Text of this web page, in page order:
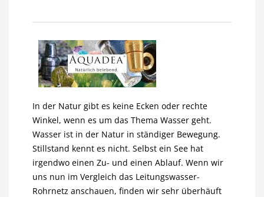
In der Natur gibt es keine Ecken oder rechte
Winkel, wenn es um das Thema Wasser geht.
Wasser ist in der Natur in ständiger Bewegung.
Stillstand kennt es nicht. Selbst ein See hat
irgendwo einen Zu- und einen Ablauf. Wenn wir
uns nun im Vergleich das Leitungswasser-
Rohrnetz anschauen, finden wir sehr überhäuft